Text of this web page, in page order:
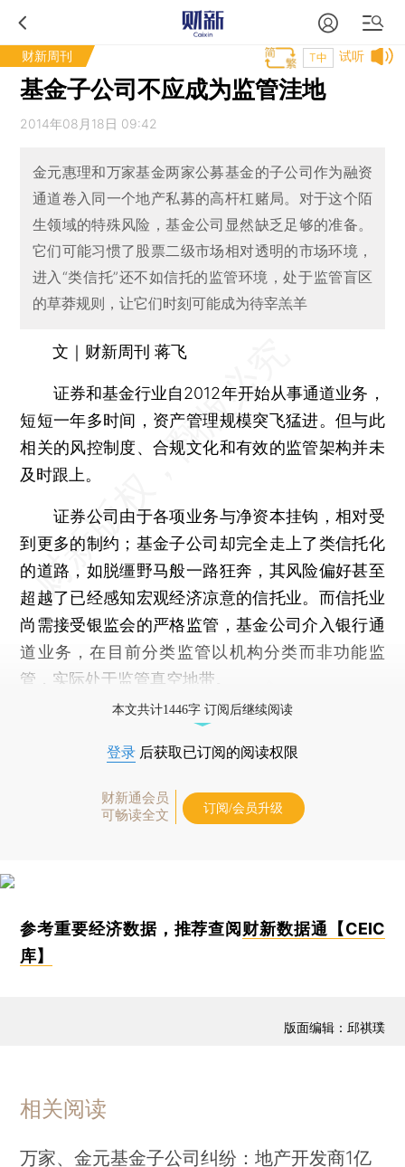
财新周刊 试听
T中
基金子公司不应成为监管洼地
2014年08月18日 09:42
金元惠理和万家基金两家公募基金的子公司作为融资
通道卷入同一个地产私募的高杆杠赌局。对于这个陌
生领域的特殊风险，基金公司显然缺乏足够的准备。
它们可能习惯了股票二级市场相对透明的市场环境，
进入“类信托”还不如信托的监管环境，处于监管盲区
的草莽规则，让它们时刻可能成为待宰羔羊
文｜财新周刊 蒋飞
证券和基金行业自2012年开始从事通道业务，
短短一年多时间，资产管理规模突飞猛进。但与此
相关的风控制度、合规文化和有效的监管架构并未
及时跟上。
证券公司由于各项业务与净资本挂钩，相对受
到更多的制约；基金子公司却完全走上了类信托化
的道路，如脱缰野马般一路狂奔，其风险偏好甚至
超越了已经感知宏观经济凉意的信托业。而信托业
尚需接受银监会的严格监管，基金公司介入银行通
道业务，在目前分类监管以机构分类而非功能监
管，实际处于监管真空地带。
本文共计1446字 订阅后继续阅读
登录 后获取已订阅的阅读权限
财新通会员
可畅读全文
订阅/会员升级
参考重要经济数据，推荐查阅 财新数据通【CEIC
库】
版面编辑：邱祺璞
相关阅读
万家、金元基金子公司纠纷：地产开发商1亿